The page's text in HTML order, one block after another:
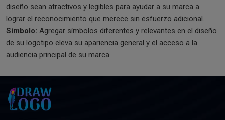
diseño sean atractivos y legibles para ayudar a su marca a
lograr el reconocimiento que merece sin esfuerzo adicional.
Símbolo: Agregar símbolos diferentes y relevantes en el diseño
de su logotipo eleva su apariencia general y el acceso a la
audiencia principal de su marca.